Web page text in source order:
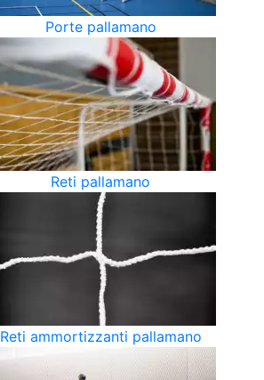
Porte pallamano
Reti pallamano
Reti ammortizzanti pallamano